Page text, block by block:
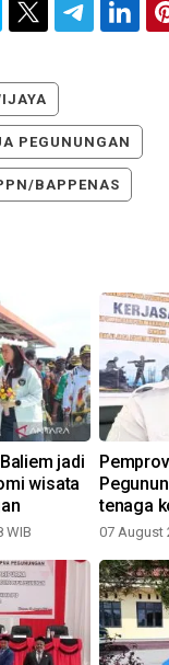
PEGUNUNGAN
BAPPENAS
jadi
wisata
WIB
tenaga
andal
07 August